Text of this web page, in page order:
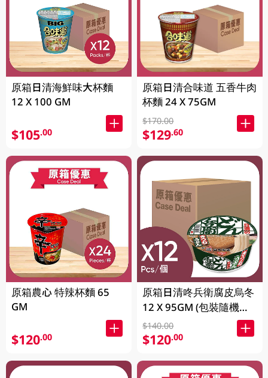
原箱日清海鮮味大杯麵
12 X 100 GM
$105.00
原箱農心 特辣杯麵 65
GM
$120.00
原箱日清合味道 五香牛肉
杯麵 24 X 75GM
$170.00
$129.60
原箱日清咚兵衛腐皮烏冬
12 X 95GM (包裝隨機發
放) (有效期至2026年8月
9號)
$140.00
$120.00